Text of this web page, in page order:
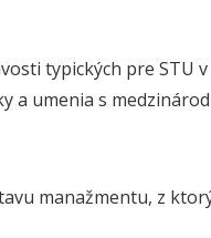
typických pre STU
a umenia s
manažmentu, z